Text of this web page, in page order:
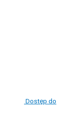
Dostęp do